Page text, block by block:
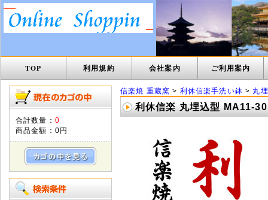
TOP 利用規約 会社案内 ご利用案内
合計数量： 0
商品金額： 0円
信楽焼 重蔵窯 > 利休信楽手洗い鉢 > 丸
利休信楽 丸埋込型 MA11-